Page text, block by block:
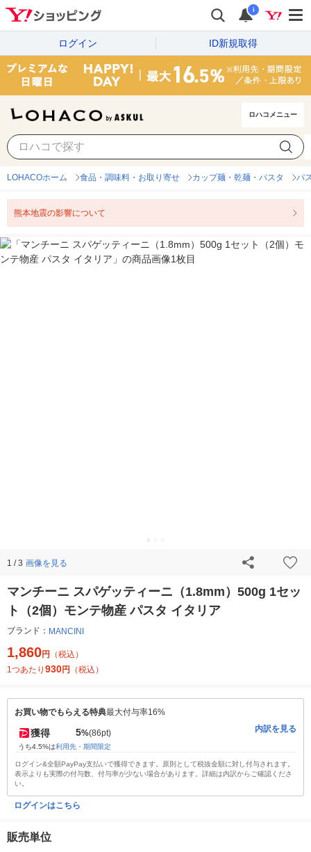
i
ログイン ID新規取得
ロハコメニュー
LOHACOホーム 食品・調味料・お取り寄せ カップ麺・乾麺・パスタ パ
熊本地震の影響について
1 / 3 画像を見る
マンチーニ スパゲッティーニ（1.8mm）500g 1セッ
ト（2個）モンテ物産 パスタ イタリア
ブランド： MANCINI
1,860円
（税込）
1つあたり 930円 （税込）
お買い物でもらえる特典最大付与率16%
獲得 5%(86pt)
うち4.5%は利用先・期間限定
内訳を見る
ログイン&全額PayPay支払いで獲得できます。原則として税抜金額に対し付与されます。
表示よりも実際の付与数、付与率が少ない場合があります。詳細は内訳からご確認くださ
い。
ログインはこちら
販売単位